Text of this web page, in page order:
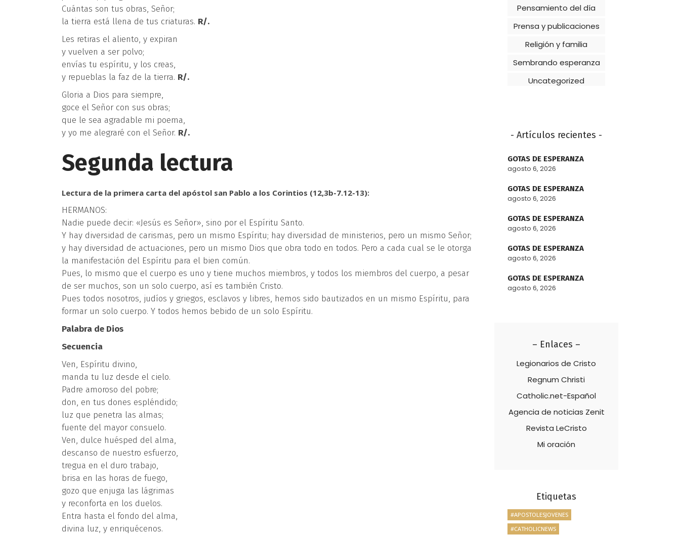
Cuántas son tus obras, Señor;
la tierra está llena de tus criaturas. R/.
Les retiras el aliento, y expiran
y vuelven a ser polvo;
envías tu espíritu, y los creas,
y repueblas la faz de la tierra. R/.
Gloria a Dios para siempre,
goce el Señor con sus obras;
que le sea agradable mi poema,
y yo me alegraré con el Señor. R/.
Segunda lectura
Lectura de la primera carta del apóstol san Pablo a los Corintios (12,3b-7.12-13):
HERMANOS:
Nadie puede decir: «Jesús es Señor», sino por el Espíritu Santo.
Y hay diversidad de carismas, pero un mismo Espíritu; hay diversidad de ministerios, pero un mismo Señor;
y hay diversidad de actuaciones, pero un mismo Dios que obra todo en todos. Pero a cada cual se le otorga
la manifestación del Espíritu para el bien común.
Pues, lo mismo que el cuerpo es uno y tiene muchos miembros, y todos los miembros del cuerpo, a pesar
de ser muchos, son un solo cuerpo, así es también Cristo.
Pues todos nosotros, judíos y griegos, esclavos y libres, hemos sido bautizados en un mismo Espíritu, para
formar un solo cuerpo. Y todos hemos bebido de un solo Espíritu.
Palabra de Dios
Secuencia
Ven, Espíritu divino,
manda tu luz desde el cielo.
Padre amoroso del pobre;
don, en tus dones espléndido;
luz que penetra las almas;
fuente del mayor consuelo.
Ven, dulce huésped del alma,
descanso de nuestro esfuerzo,
tregua en el duro trabajo,
brisa en las horas de fuego,
gozo que enjuga las lágrimas
y reconforta en los duelos.
Entra hasta el fondo del alma,
divina luz, y enriquécenos.
Pensamiento del día
Prensa y publicaciones
Religión y familia
Sembrando esperanza
Uncategorized
- Artículos recientes -
GOTAS DE ESPERANZA
agosto 6, 2026
GOTAS DE ESPERANZA
agosto 6, 2026
GOTAS DE ESPERANZA
agosto 6, 2026
GOTAS DE ESPERANZA
agosto 6, 2026
GOTAS DE ESPERANZA
agosto 6, 2026
– Enlaces –
Legionarios de Cristo
Regnum Christi
Catholic.net-Español
Agencia de noticias Zenit
Revista LeCristo
Mi oración
Etiquetas
#APOSTOLESJOVENES
#CATHOLICNEWS